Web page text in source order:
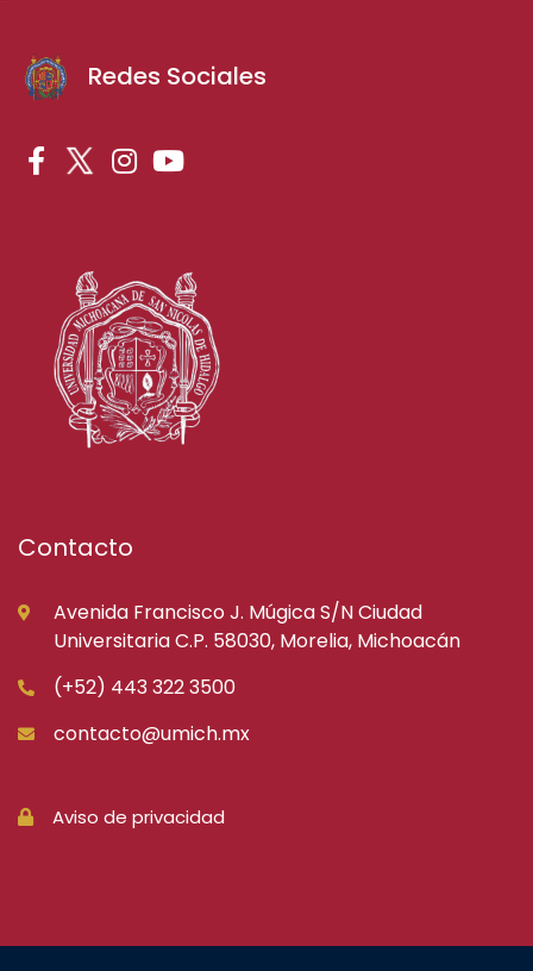
Redes Sociales
Contacto
Avenida Francisco J. Múgica S/N Ciudad
Universitaria C.P. 58030, Morelia, Michoacán
(+52) 443 322 3500
contacto@umich.mx
Aviso de privacidad